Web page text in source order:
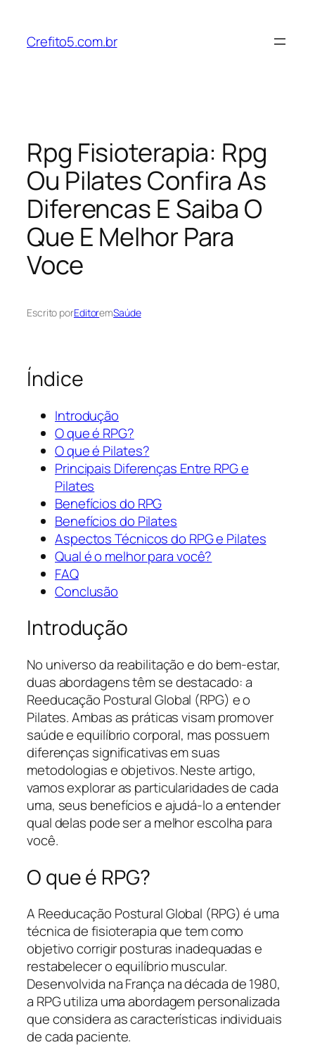
Crefito5.com.br
Rpg Fisioterapia: Rpg
Ou Pilates Confira As
Diferencas E Saiba O
Que E Melhor Para
Voce
Escrito porEditoremSaúde
Índice
Introdução
O que é RPG?
O que é Pilates?
Principais Diferenças Entre RPG e
Pilates
Benefícios do RPG
Benefícios do Pilates
Aspectos Técnicos do RPG e Pilates
Qual é o melhor para você?
FAQ
Conclusão
Introdução
No universo da reabilitação e do bem-estar,
duas abordagens têm se destacado: a
Reeducação Postural Global (RPG) e o
Pilates. Ambas as práticas visam promover
saúde e equilíbrio corporal, mas possuem
diferenças significativas em suas
metodologias e objetivos. Neste artigo,
vamos explorar as particularidades de cada
uma, seus benefícios e ajudá-lo a entender
qual delas pode ser a melhor escolha para
você.
O que é RPG?
A Reeducação Postural Global (RPG) é uma
técnica de fisioterapia que tem como
objetivo corrigir posturas inadequadas e
restabelecer o equilíbrio muscular.
Desenvolvida na França na década de 1980,
a RPG utiliza uma abordagem personalizada
que considera as características individuais
de cada paciente.